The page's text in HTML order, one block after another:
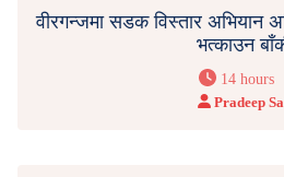
वीरगन्जमा सडक विस्तार अभियान
भत्काउन
14 hours
Pradeep